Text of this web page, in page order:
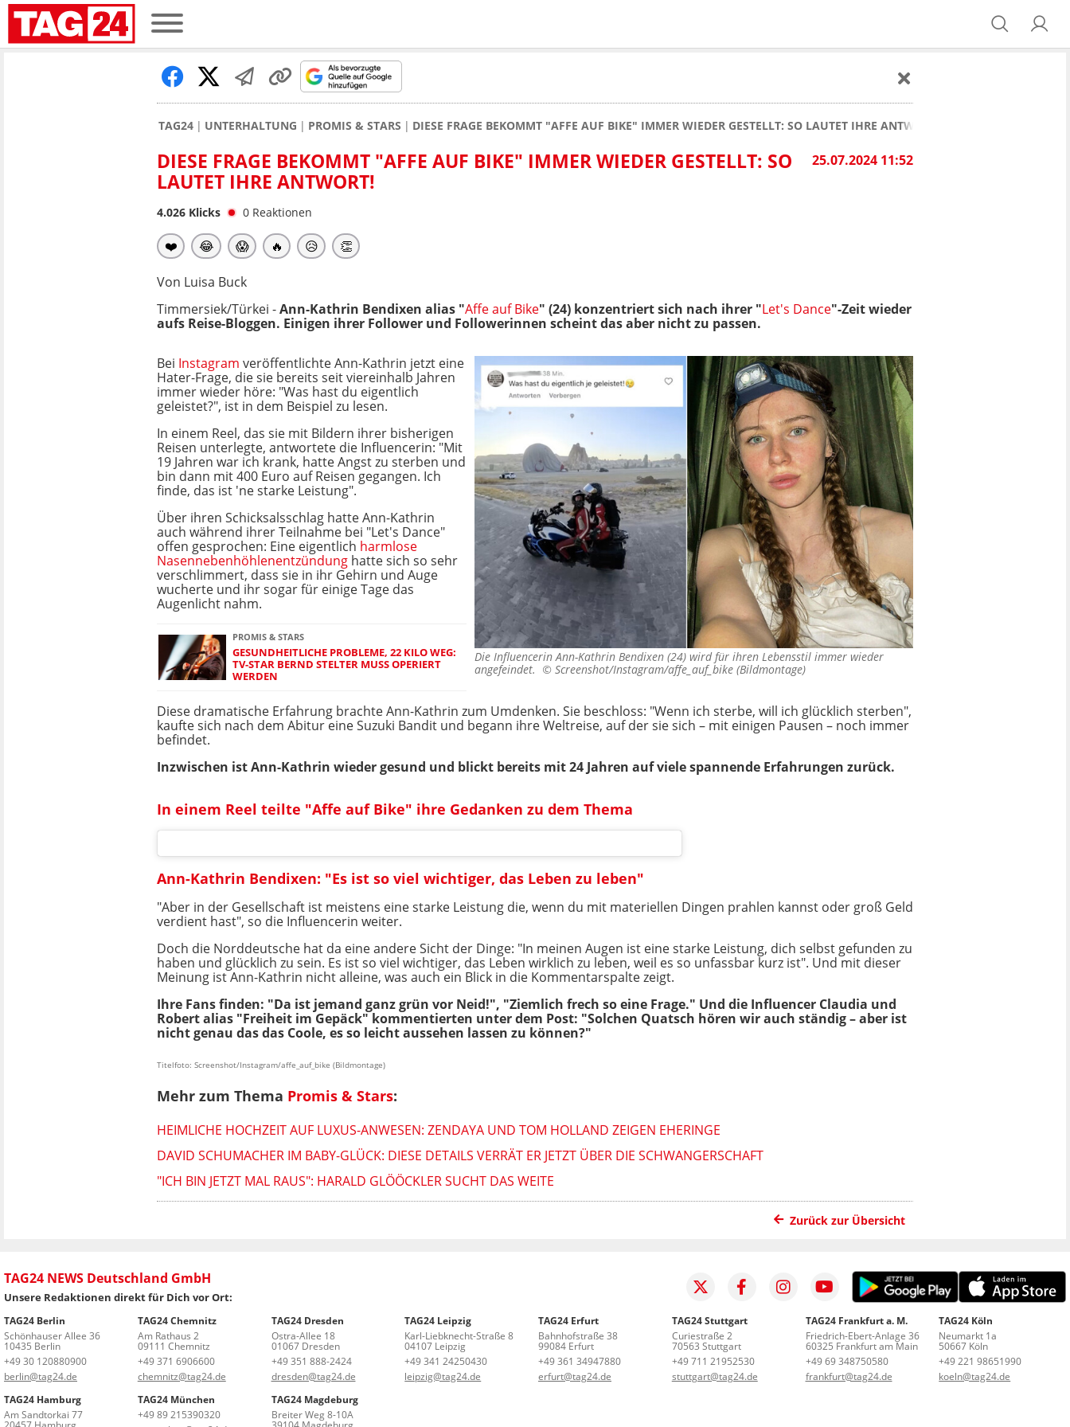
TAG24 UNTERHALTUNG PROMIS & STARS DIESE FRAGE BEKOMMT "AFFE AUF BIKE" IMMER WIEDER GESTELLT: SO LAUTET IHRE ANTWORT!
25.07.2024 11:52
DIESE FRAGE BEKOMMT "AFFE AUF BIKE" IMMER WIEDER GESTELLT: SO
LAUTET IHRE ANTWORT!
4.026 Klicks 0 Reaktionen
❤️ 😂 😱 🔥 😥 👏
Von Luisa Buck
Timmersiek/Türkei -Ann-Kathrin Bendixen alias "Affe auf Bike" (24) konzentriert sich nach ihrer "Let's Dance"-Zeit wieder
aufs Reise-Bloggen. Einigen ihrer Follower und Followerinnen scheint das aber nicht zu passen.
Die Influencerin Ann-Kathrin Bendixen (24) wird für ihren Lebensstil immer wieder
angefeindet. © Screenshot/Instagram/affe_auf_bike (Bildmontage)
Bei Instagram veröffentlichte Ann-Kathrin jetzt eine
Hater-Frage, die sie bereits seit viereinhalb Jahren
immer wieder höre: "Was hast du eigentlich
geleistet?", ist in dem Beispiel zu lesen.
In einem Reel, das sie mit Bildern ihrer bisherigen
Reisen unterlegte, antwortete die Influencerin: "Mit
19 Jahren war ich krank, hatte Angst zu sterben und
bin dann mit 400 Euro auf Reisen gegangen. Ich
finde, das ist 'ne starke Leistung".
Über ihren Schicksalsschlag hatte Ann-Kathrin
auch während ihrer Teilnahme bei "Let's Dance"
offen gesprochen: Eine eigentlich harmlose
Nasennebenhöhlenentzündung hatte sich so sehr
verschlimmert, dass sie in ihr Gehirn und Auge
wucherte und ihr sogar für einige Tage das
Augenlicht nahm.
PROMIS & STARS
GESUNDHEITLICHE PROBLEME, 22 KILO WEG:
TV-STAR BERND STELTER MUSS OPERIERT
WERDEN
Diese dramatische Erfahrung brachte Ann-Kathrin zum Umdenken. Sie beschloss: "Wenn ich sterbe, will ich glücklich sterben",
kaufte sich nach dem Abitur eine Suzuki Bandit und begann ihre Weltreise, auf der sie sich – mit einigen Pausen – noch immer
befindet.
Inzwischen ist Ann-Kathrin wieder gesund und blickt bereits mit 24 Jahren auf viele spannende Erfahrungen zurück.
In einem Reel teilte "Affe auf Bike" ihre Gedanken zu dem Thema
Ann-Kathrin Bendixen: "Es ist so viel wichtiger, das Leben zu leben"
"Aber in der Gesellschaft ist meistens eine starke Leistung die, wenn du mit materiellen Dingen prahlen kannst oder groß Geld
verdient hast", so die Influencerin weiter.
Doch die Norddeutsche hat da eine andere Sicht der Dinge: "In meinen Augen ist eine starke Leistung, dich selbst gefunden zu
haben und glücklich zu sein. Es ist so viel wichtiger, das Leben wirklich zu leben, weil es so unfassbar kurz ist". Und mit dieser
Meinung ist Ann-Kathrin nicht alleine, was auch ein Blick in die Kommentarspalte zeigt.
Ihre Fans finden: "Da ist jemand ganz grün vor Neid!", "Ziemlich frech so eine Frage." Und die Influencer Claudia und
Robert alias "Freiheit im Gepäck" kommentierten unter dem Post: "Solchen Quatsch hören wir auch ständig – aber ist
nicht genau das das Coole, es so leicht aussehen lassen zu können?"
Titelfoto: Screenshot/Instagram/affe_auf_bike (Bildmontage)
Mehr zum Thema Promis & Stars:
HEIMLICHE HOCHZEIT AUF LUXUS-ANWESEN: ZENDAYA UND TOM HOLLAND ZEIGEN EHERINGE
DAVID SCHUMACHER IM BABY-GLÜCK: DIESE DETAILS VERRÄT ER JETZT ÜBER DIE SCHWANGERSCHAFT
"ICH BIN JETZT MAL RAUS": HARALD GLÖÖCKLER SUCHT DAS WEITE
Zurück zur Übersicht
TAG24 NEWS Deutschland GmbH
Unsere Redaktionen direkt für Dich vor Ort:
TAG24 Berlin
Schönhauser Allee 36
10435 Berlin
+49 30 120880900
berlin@tag24.de
TAG24 Chemnitz
Am Rathaus 2
09111 Chemnitz
+49 371 6906600
chemnitz@tag24.de
TAG24 Dresden
Ostra-Allee 18
01067 Dresden
+49 351 888-2424
dresden@tag24.de
TAG24 Leipzig
Karl-Liebknecht-Straße 8
04107 Leipzig
+49 341 24250430
leipzig@tag24.de
TAG24 Erfurt
Bahnhofstraße 38
99084 Erfurt
+49 361 34947880
erfurt@tag24.de
TAG24 Stuttgart
Curiestraße 2
70563 Stuttgart
+49 711 21952530
stuttgart@tag24.de
TAG24 Frankfurt a. M.
Friedrich-Ebert-Anlage 36
60325 Frankfurt am Main
+49 69 348750580
frankfurt@tag24.de
TAG24 Köln
Neumarkt 1a
50667 Köln
+49 221 98651990
koeln@tag24.de
TAG24 Hamburg
Am Sandtorkai 77
TAG24 München
+49 89 215390320
TAG24 Magdeburg
Breiter Weg 8-10A